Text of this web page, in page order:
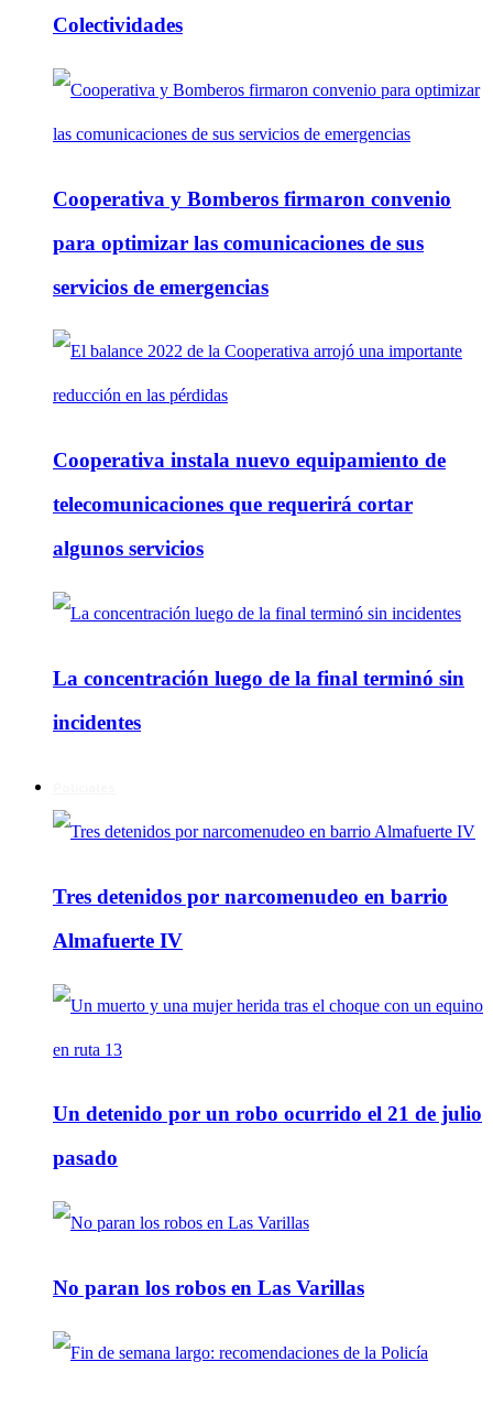
Colectividades
Cooperativa y Bomberos firmaron convenio
para optimizar las comunicaciones de sus
servicios de emergencias
Cooperativa instala nuevo equipamiento de
telecomunicaciones que requerirá cortar
algunos servicios
La concentración luego de la final terminó sin
incidentes
Tres detenidos por narcomenudeo en barrio
Almafuerte IV
Un detenido por un robo ocurrido el 21 de julio
pasado
No paran los robos en Las Varillas